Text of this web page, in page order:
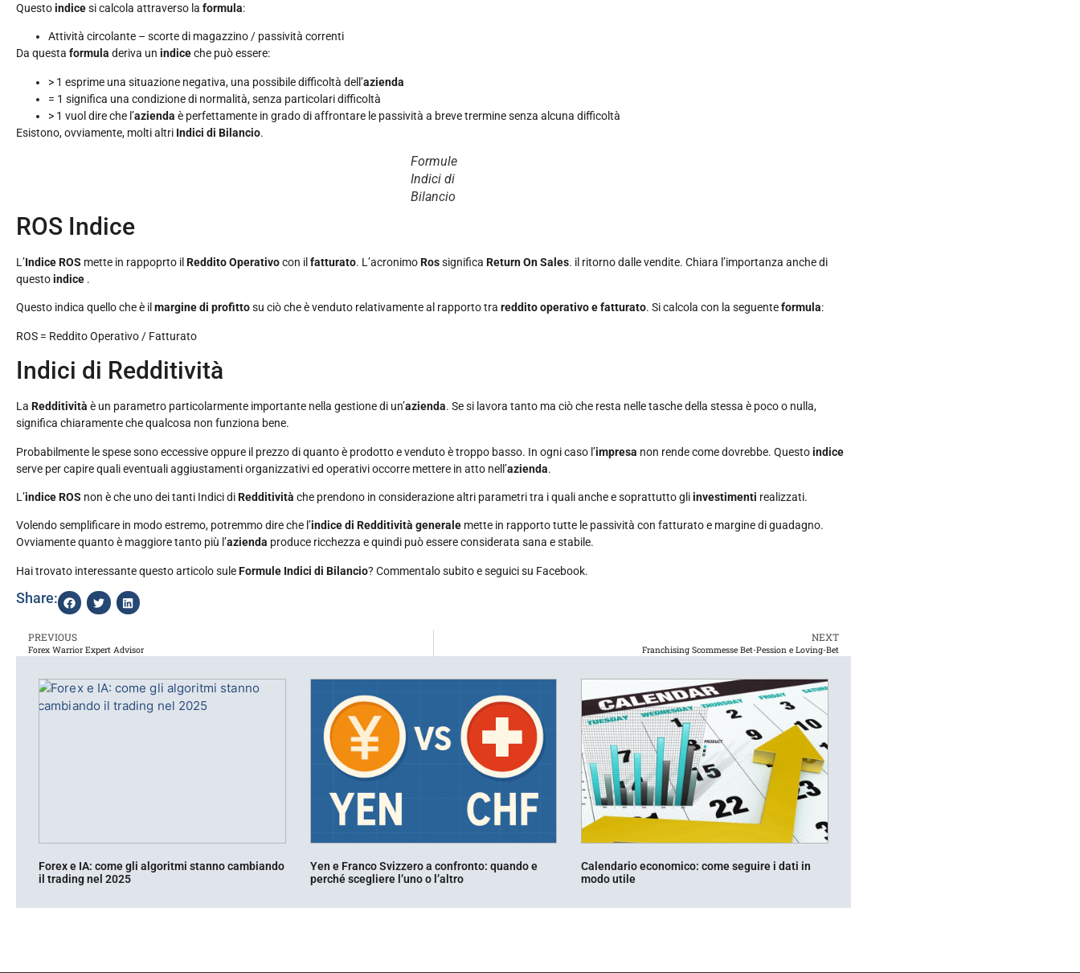
Questoindicesi calcola attraverso la formula:
Attività circolante – scorte di magazzino / passività correnti
Da questa formula deriva un indiceche può essere:
> 1 esprime una situazione negativa, una possibile difficoltà dell’azienda
= 1 significa una condizione di normalità, senza particolari difficoltà
> 1 vuol dire che l’azienda è perfettamente in grado di affrontare le passività a breve trermine senza alcuna difficoltà
Esistono, ovviamente, molti altri Indici di Bilancio.
Formule
Indici di
Bilancio
ROS Indice
L’Indice ROS mette in rappoprto il Reddito Operativocon il fatturato. L’acronimoRossignifica Return On Sales. il ritorno dalle vendite. Chiara l’importanza anche di
questoindice .
Questo indica quello che è il margine di profittosu ciò che è venduto relativamente al rapporto tra reddito operativo e fatturato. Si calcola con la seguenteformula:
ROS = Reddito Operativo / Fatturato
Indici di Redditività
La Redditività è un parametro particolarmente importante nella gestione di un’azienda. Se si lavora tanto ma ciò che resta nelle tasche della stessa è poco o nulla,
significa chiaramente che qualcosa non funziona bene.
Probabilmente le spese sono eccessive oppure il prezzo di quanto è prodotto e venduto è troppo basso. In ogni caso l’impresa non rende come dovrebbe. Questoindice
serve per capire quali eventuali aggiustamenti organizzativi ed operativi occorre mettere in atto nell’azienda.
L’indice ROS non è che uno dei tanti Indici diRedditività che prendono in considerazione altri parametri tra i quali anche e soprattutto gliinvestimenti realizzati.
Volendo semplificare in modo estremo, potremmo dire che l’indice di Redditività generale mette in rapporto tutte le passività con fatturato e margine di guadagno.
Ovviamente quanto è maggiore tanto più l’azienda produce ricchezza e quindi può essere considerata sana e stabile.
Hai trovato interessante questo articolo suleFormule Indici di Bilancio? Commentalo subito e seguici su Facebook.
Share:
PREVIOUS
Forex Warrior Expert Advisor
NEXT
Franchising Scommesse Bet-Pession e Loving-Bet
Forex e IA: come gli algoritmi stanno cambiando
il trading nel 2025
Yen e Franco Svizzero a confronto: quando e
perché scegliere l’uno o l’altro
Calendario economico: come seguire i dati in
modo utile